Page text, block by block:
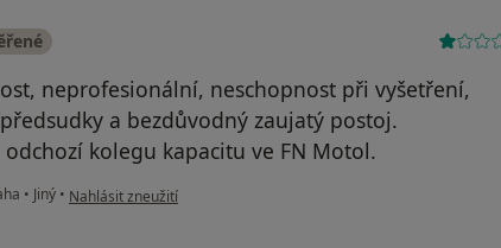
neprofesionální, neschopnost při vyšetření,
a bezdůvodný zaujatý postoj.
odchozí kolegu kapacitu ve FN Motol.
• Jiný • podle názoru uživatele Sandra
Nahlásit zneužití